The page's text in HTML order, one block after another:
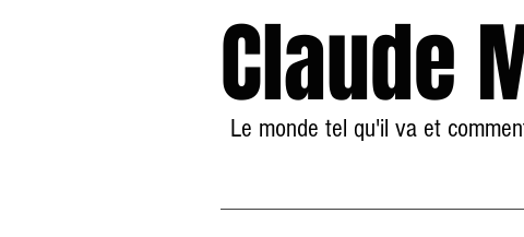
Claude
Le monde tel qu'il va et